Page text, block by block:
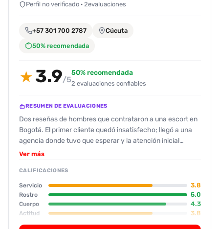
para
fácilmente.
Perfil no verificado · 2evaluaciones
+57 301 700 2787 Cúcuta
50% recomendada
★ 3.9/5
50% recomendada
2 evaluaciones confiables
RESUMEN DE EVALUACIONES
Dos reseñas de hombres que contrataron a una escort en
Bogotá. El primer cliente quedó insatisfecho; llegó a una
agencia donde tuvo que esperar y la atención inicial
resultó algo brusca. La escort, de 1.60 m, con senos
entusiasta después de la primera parte del encuentro. La
experiencia fue considerada 6 / 10 y el cliente no planea
repetir. El segundo cliente, en Teusaquillo, tuvo una
experiencia más positiva. La escort, joven de 19 años con
apariencia acorde a las fotos (grandes senos, cuerpo
delicado, piernas suaves), fue amable aunque tímida al
Ver más
CALIFICACIONES
Servicio 3.8
Rostro 5.0
Cuerpo 4.3
Actitud 3.8